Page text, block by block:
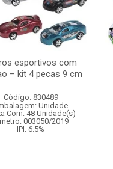
esportivos com
– kit 4 pecas 9 cm
Código: 830489
Unidade
Com: 48 Unidade(s)
003050/2019
IPI: 6.5%